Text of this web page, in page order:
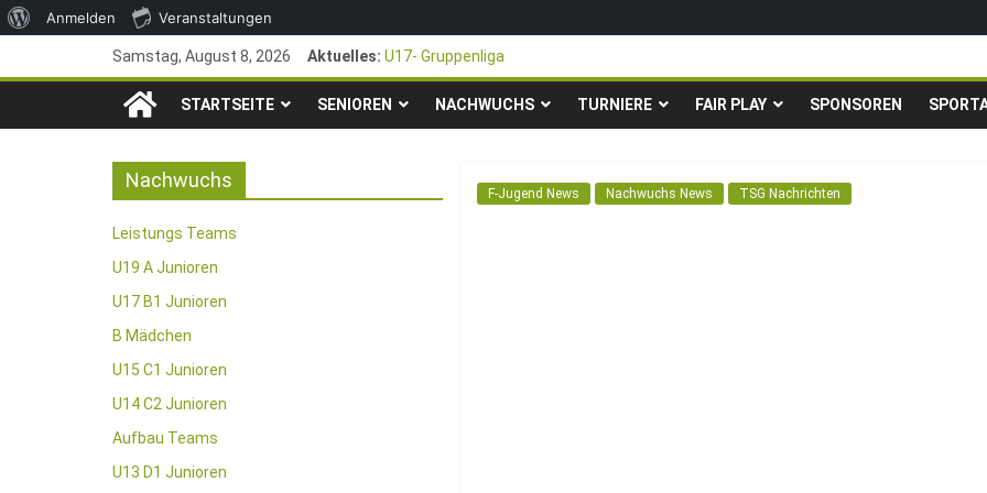
Über
Anmelden Veranstaltungen
Inhalt
Samstag, August 8, 2026 Aktuelles: U17- Gruppenliga
*U17-Junioren steigen in die Gruppenliga auf*
47. Otto Walter Pfingstturnier der TSG Kastel
1. Mai – Charity-Fußballturnier für Hobbymannschaften
TSG
1846
e.V.
Mainz-
Kastel
STARTSEITE SENIOREN NACHWUCHS TURNIERE FAIR PLAY SPONSOREN
F-Jugend News Nachwuchs News TSG Nachrichten
Nachwuchs
Leistungs Teams
U19 A Junioren
U17 B1 Junioren
B Mädchen
U15 C1 Junioren
U14 C2 Junioren
Aufbau Teams
U13 D1 Junioren